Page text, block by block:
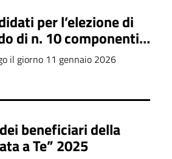
per l’elezione di
di n. 10 componenti
di Matera
il giorno 11 gennaio 2026
beneficiari della
a Te” 2025